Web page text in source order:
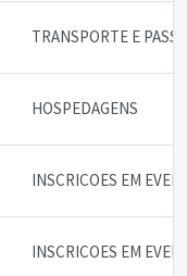
TRANSPORTE E
HOSPEDAGENS
INSCRICOES EM
INSCRICOES EM